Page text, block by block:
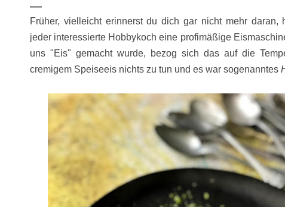
Früher, vielleicht erinnerst du dich gar nicht mehr daran,
jeder interessierte Hobbykoch eine profimäßige
uns "Eis" gemacht wurde, bezog sich das auf die
cremigem Speiseeis nichts zu tun und es war sogenanntes